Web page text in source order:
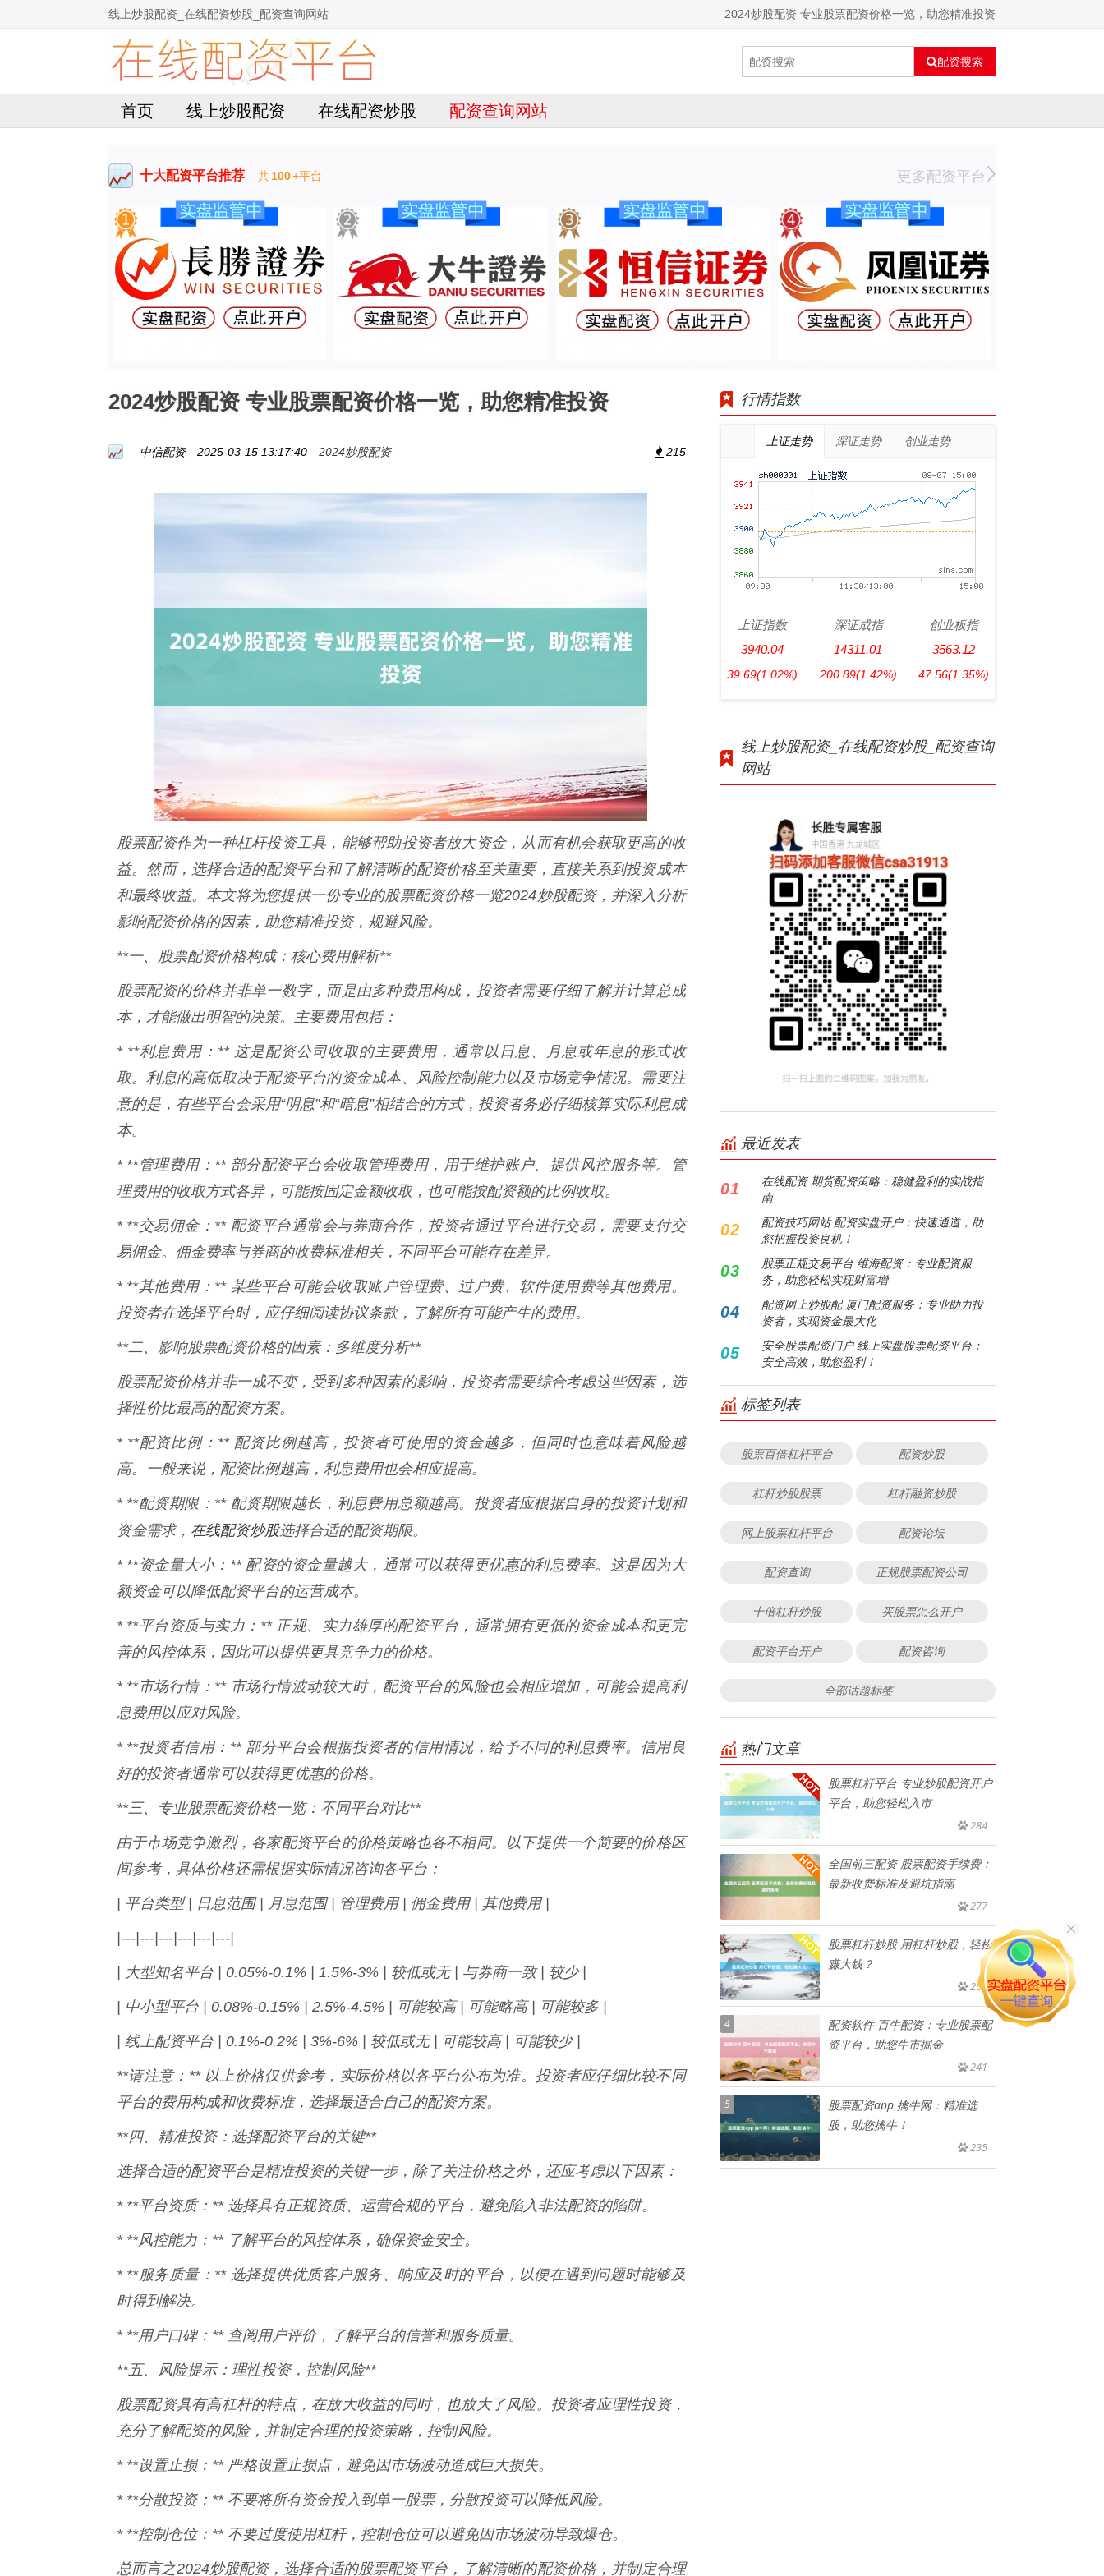
线上炒股配资_在线配资炒股_配资查询网站 2024炒股配资 专业股票配资价格一览，助您精准投资
配资搜索
首页 线上炒股配资 在线配资炒股 配资查询网站
十大配资平台推荐 共100+平台 更多配资平台
2024炒股配资 专业股票配资价格一览，助您精准投资
中信配资 2025-03-15 13:17:40 2024炒股配资 215
股票配资作为一种杠杆投资工具，能够帮助投资者放大资金，从而有机会获取更高的收
益。然而，选择合适的配资平台和了解清晰的配资价格至关重要，直接关系到投资成本
和最终收益。本文将为您提供一份专业的股票配资价格一览2024炒股配资，并深入分析
影响配资价格的因素，助您精准投资，规避风险。
**一、股票配资价格构成：核心费用解析**
股票配资的价格并非单一数字，而是由多种费用构成，投资者需要仔细了解并计算总成
本，才能做出明智的决策。主要费用包括：
* **利息费用：** 这是配资公司收取的主要费用，通常以日息、月息或年息的形式收
取。利息的高低取决于配资平台的资金成本、风险控制能力以及市场竞争情况。需要注
意的是，有些平台会采用“明息”和“暗息”相结合的方式，投资者务必仔细核算实际利息成
本。
* **管理费用：** 部分配资平台会收取管理费用，用于维护账户、提供风控服务等。管
理费用的收取方式各异，可能按固定金额收取，也可能按配资额的比例收取。
* **交易佣金：** 配资平台通常会与券商合作，投资者通过平台进行交易，需要支付交
易佣金。佣金费率与券商的收费标准相关，不同平台可能存在差异。
* **其他费用：** 某些平台可能会收取账户管理费、过户费、软件使用费等其他费用。
投资者在选择平台时，应仔细阅读协议条款，了解所有可能产生的费用。
**二、影响股票配资价格的因素：多维度分析**
股票配资价格并非一成不变，受到多种因素的影响，投资者需要综合考虑这些因素，选
择性价比最高的配资方案。
* **配资比例：** 配资比例越高，投资者可使用的资金越多，但同时也意味着风险越
高。一般来说，配资比例越高，利息费用也会相应提高。
* **配资期限：** 配资期限越长，利息费用总额越高。投资者应根据自身的投资计划和
资金需求， 在线配资炒股选择合适的配资期限。
* **资金量大小：** 配资的资金量越大，通常可以获得更优惠的利息费率。这是因为大
额资金可以降低配资平台的运营成本。
* **平台资质与实力：** 正规、实力雄厚的配资平台，通常拥有更低的资金成本和更完
善的风控体系，因此可以提供更具竞争力的价格。
* **市场行情：** 市场行情波动较大时，配资平台的风险也会相应增加，可能会提高利
息费用以应对风险。
* **投资者信用：** 部分平台会根据投资者的信用情况，给予不同的利息费率。信用良
好的投资者通常可以获得更优惠的价格。
**三、专业股票配资价格一览：不同平台对比**
由于市场竞争激烈，各家配资平台的价格策略也各不相同。以下提供一个简要的价格区
间参考，具体价格还需根据实际情况咨询各平台：
| 平台类型 | 日息范围 | 月息范围 | 管理费用 | 佣金费用 | 其他费用 |
|---|---|---|---|---|---|
| 大型知名平台 | 0.05%-0.1% | 1.5%-3% | 较低或无 | 与券商一致 | 较少 |
| 中小型平台 | 0.08%-0.15% | 2.5%-4.5% | 可能较高 | 可能略高 | 可能较多 |
| 线上配资平台 | 0.1%-0.2% | 3%-6% | 较低或无 | 可能较高 | 可能较少 |
**请注意：** 以上价格仅供参考，实际价格以各平台公布为准。投资者应仔细比较不同
平台的费用构成和收费标准，选择最适合自己的配资方案。
**四、精准投资：选择配资平台的关键**
选择合适的配资平台是精准投资的关键一步，除了关注价格之外，还应考虑以下因素：
* **平台资质：** 选择具有正规资质、运营合规的平台，避免陷入非法配资的陷阱。
* **风控能力：** 了解平台的风控体系，确保资金安全。
* **服务质量：** 选择提供优质客户服务、响应及时的平台，以便在遇到问题时能够及
时得到解决。
* **用户口碑：** 查阅用户评价，了解平台的信誉和服务质量。
**五、风险提示：理性投资，控制风险**
股票配资具有高杠杆的特点，在放大收益的同时，也放大了风险。投资者应理性投资，
充分了解配资的风险，并制定合理的投资策略，控制风险。
* **设置止损：** 严格设置止损点，避免因市场波动造成巨大损失。
* **分散投资：** 不要将所有资金投入到单一股票，分散投资可以降低风险。
* **控制仓位：** 不要过度使用杠杆，控制仓位可以避免因市场波动导致爆仓。
总而言之2024炒股配资，选择合适的股票配资平台，了解清晰的配资价格，并制定合理
行情指数
上证走势 深证走势 创业走势
上证指数
3940.04
39.69(1.02%)
深证成指
14311.01
200.89(1.42%)
创业板指
3563.12
47.56(1.35%)
线上炒股配资_在线配资炒股_配资查询
网站
最近发表
01
在线配资 期货配资策略：稳健盈利的实战指
南
02
配资技巧网站 配资实盘开户：快速通道，助
您把握投资良机！
03
股票正规交易平台 维海配资：专业配资服
务，助您轻松实现财富增
04
配资网上炒股配 厦门配资服务：专业助力投
资者，实现资金最大化
05
安全股票配资门户 线上实盘股票配资平台：
安全高效，助您盈利！
标签列表
股票百倍杠杆平台 配资炒股
杠杆炒股股票 杠杆融资炒股
网上股票杠杆平台 配资论坛
配资查询 正规股票配资公司
十倍杠杆炒股 买股票怎么开户
配资平台开户 配资咨询
全部话题标签
热门文章
股票杠杆平台 专业炒股配资开户
平台，助您轻松入市
284
全国前三配资 股票配资手续费：
最新收费标准及避坑指南
277
股票杠杆炒股 用杠杆炒股，轻松
赚大钱？
262
4
配资软件 百牛配资：专业股票配
资平台，助您牛市掘金
241
5
股票配资app 擒牛网：精准选
股，助您擒牛！
235